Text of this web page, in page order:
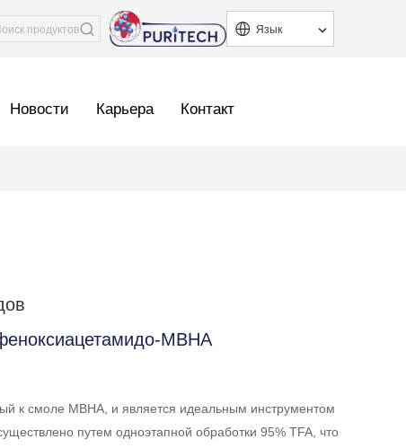
Язык
Новости Карьера Контакт
MBHA
к смоле MBHA, и является идеальным инструментом
путем одноэтапной обработки 95% TFA, что